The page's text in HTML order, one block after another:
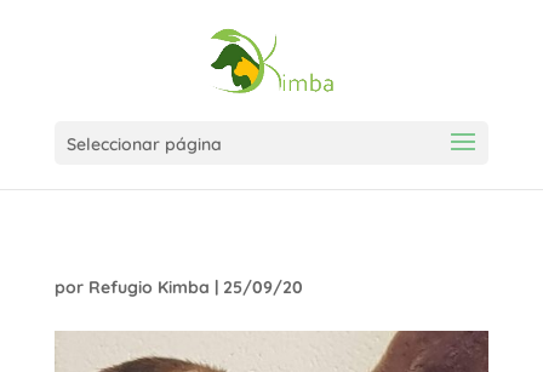
Seleccionar página
por Refugio Kimba | 25/09/20